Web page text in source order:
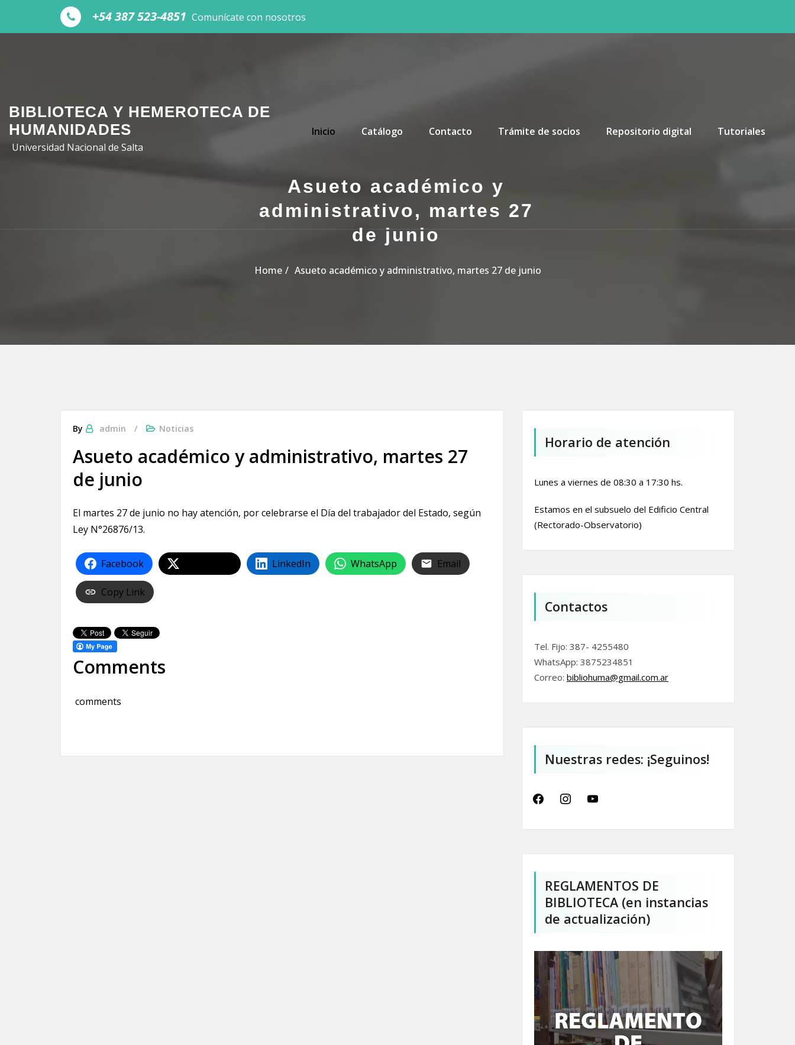
Skip to the content
+54 387 523-4851 Comunícate con nosotros
BIBLIOTECA Y HEMEROTECA DE
HUMANIDADES
Universidad Nacional de Salta
Inicio
Catálogo Contacto Trámite de socios Repositorio digital Tutoriales
Asueto académico y
administrativo, martes 27
de junio
Home Asueto académico y administrativo, martes 27 de junio
By admin Noticias
Asueto académico y administrativo, martes 27
de junio
El martes 27 de junio no hay atención, por celebrarse el Día del trabajador del Estado, según
Ley N°26876/13.
Facebook LinkedIn WhatsApp Email
Copy Link
Comments
comments
Horario de atención
Lunes a viernes de 08:30 a 17:30 hs.
Estamos en el subsuelo del Edificio Central
(Rectorado-Observatorio)
Contactos
Tel. Fijo: 387- 4255480
WhatsApp: 3875234851
Correo: bibliohuma@gmail.com.ar
Nuestras redes: ¡Seguinos!
facebookinstagramyoutube
REGLAMENTOS DE
BIBLIOTECA (en instancias
de actualización)